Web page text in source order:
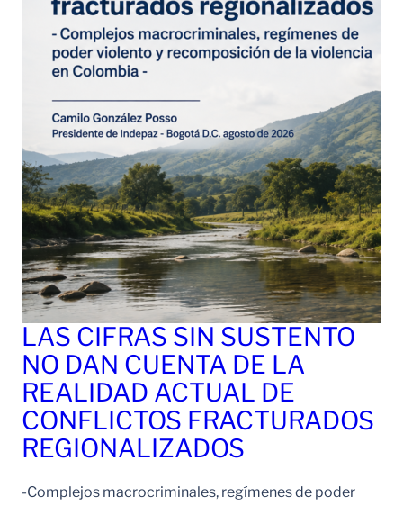
LAS CIFRAS SIN SUSTENTO
NO DAN CUENTA DE LA
REALIDAD ACTUAL DE
CONFLICTOS FRACTURADOS
REGIONALIZADOS
-Complejos macrocriminales, regímenes de poder